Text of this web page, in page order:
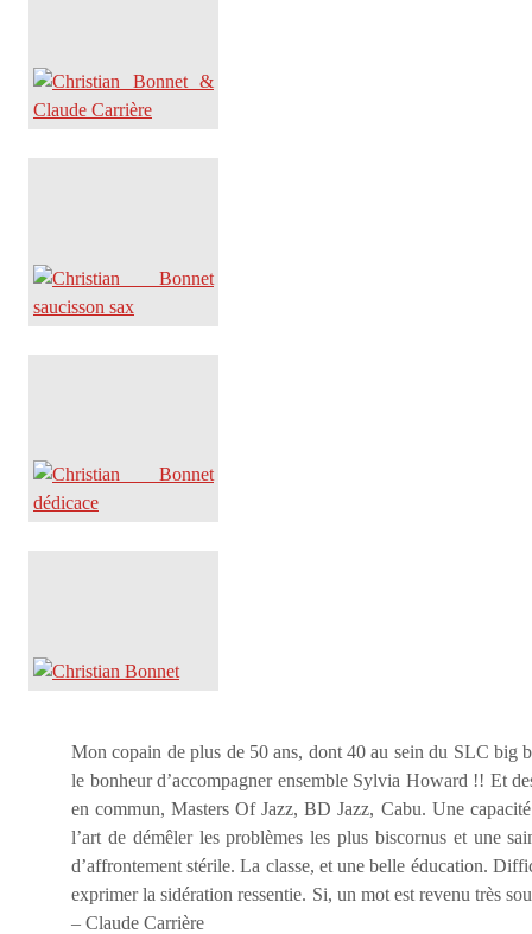
Mon copain de plus de 50 ans, dont 40 au sein du SLC big
le bonheur d’accompagner ensemble Sylvia Howard !! Et
en commun, Masters Of Jazz, BD Jazz, Cabu. Une
l’art de démêler les problèmes les plus biscornus et une
d’affrontement stérile. La classe, et une belle éducation.
exprimer la sidération ressentie. Si, un mot est revenu très
– Claude Carrière